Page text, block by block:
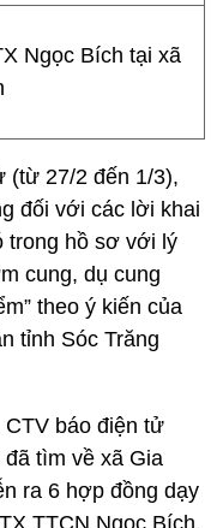
Ngọc Bích tại xã
(từ 27/2 đến 1/3),
đối với các lời khai
trong hồ sơ với lý
cung, dụ cung
theo ý kiến của
tỉnh Sóc Trăng
báo điện tử
tìm về xã Gia
ra 6 hợp đồng dạy
TTCN Ngọc Bích.